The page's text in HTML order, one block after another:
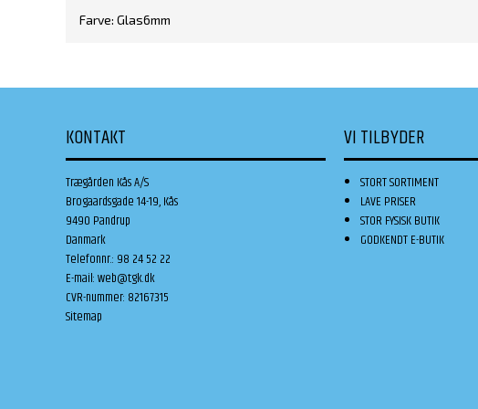
Farve: Glas6mm
KONTAKT
Trægården Kås A/S
Brogaardsgade 14-19, Kås
9490 Pandrup
Danmark
Telefonnr.: 98 24 52 22
E-mail:web@tgk.dk
CVR-nummer: 82167315
Sitemap
VI TILBYDER
STORT SORTIMENT
LAVE PRISER
STOR FYSISK BUTIK
GODKENDT E-BUTIK